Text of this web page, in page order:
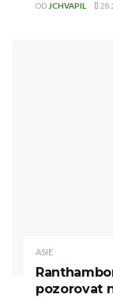
ODJCHVAPIL
ASIE
pozorovat